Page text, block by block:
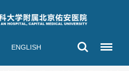
ENGLISH